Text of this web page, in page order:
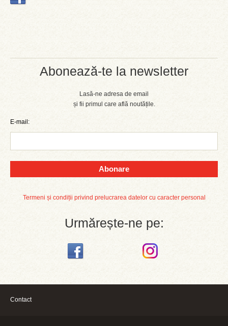
Abonează-te la newsletter
Lasă-ne adresa de email
și fii primul care află noutățile.
E-mail:
Abonare
Termeni și condiții privind prelucrarea datelor cu caracter personal
Urmărește-ne pe:
Contact